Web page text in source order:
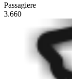
Passagiere
3.660